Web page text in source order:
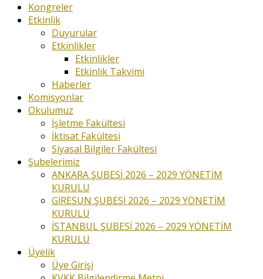
Kongreler
Etkinlik
Duyurular
Etkinlikler
Etkinlikler
Etkinlik Takvimi
Haberler
Komisyonlar
Okulumuz
İşletme Fakültesi
İktisat Fakültesi
Siyasal Bilgiler Fakültesi
Şubelerimiz
ANKARA ŞUBESİ 2026 – 2029 YÖNETİM
KURULU
GİRESUN ŞUBESİ 2026 – 2029 YÖNETİM
KURULU
İSTANBUL ŞUBESİ 2026 – 2029 YÖNETİM
KURULU
Üyelik
Üye Girişi